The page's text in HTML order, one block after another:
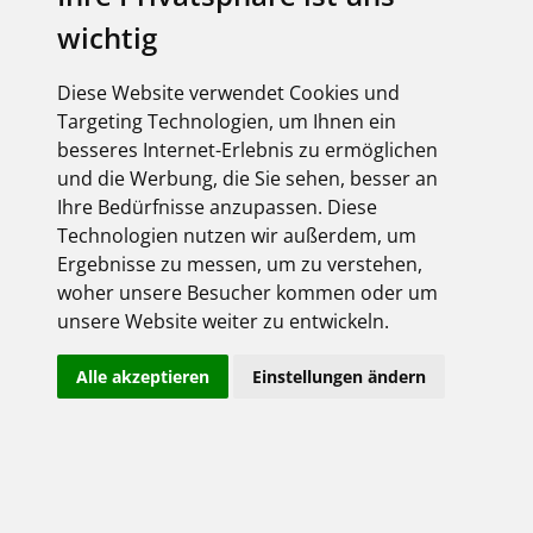
wichtig
Diese Website verwendet Cookies und
Targeting Technologien, um Ihnen ein
besseres Internet-Erlebnis zu ermöglichen
und die Werbung, die Sie sehen, besser an
Ihre Bedürfnisse anzupassen. Diese
Technologien nutzen wir außerdem, um
Ergebnisse zu messen, um zu verstehen,
woher unsere Besucher kommen oder um
unsere Website weiter zu entwickeln.
Alle akzeptieren Einstellungen ändern
Industrieunternehmen. In allen Branchen ist Moster
bekannt als zuverlässiger und kompetenter Partner.
Unser Zentrallager mit seinen ständig verfügbaren
30.000 Lagerartikeln spiegelt die Nähe zur Industrie.
Wir führen bereits viele spezielle elektrotechnische
Artikel für Automobil-, Chemische- und
Nahrungsmittelindustrie, Maschinenbau und auch
das Facility Management.
Hier eine Auswahlliste - die bei entsprechendem
Bedarf flexibel durch Ihre Wünsche ergänzt wird.
Immer häufiger wird auf energieeffiziente, grüne
Technik Wert gelegt. Auch hier gilt: Sprechen Sie uns
einfach an!